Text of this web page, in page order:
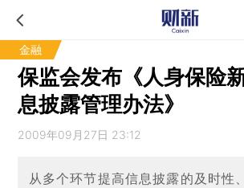
金融
保监会发布《人身保险
息披露管理办法》
2009年09月27日 23:12
从多个环节提高信息披露的及时性